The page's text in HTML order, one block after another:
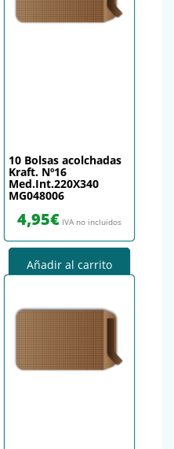
10 Bolsas acolchadas
Kraft. Nº16
Med.Int.220X340
MG048006
4,95€ IVA no incluidos
Añadir al carrito